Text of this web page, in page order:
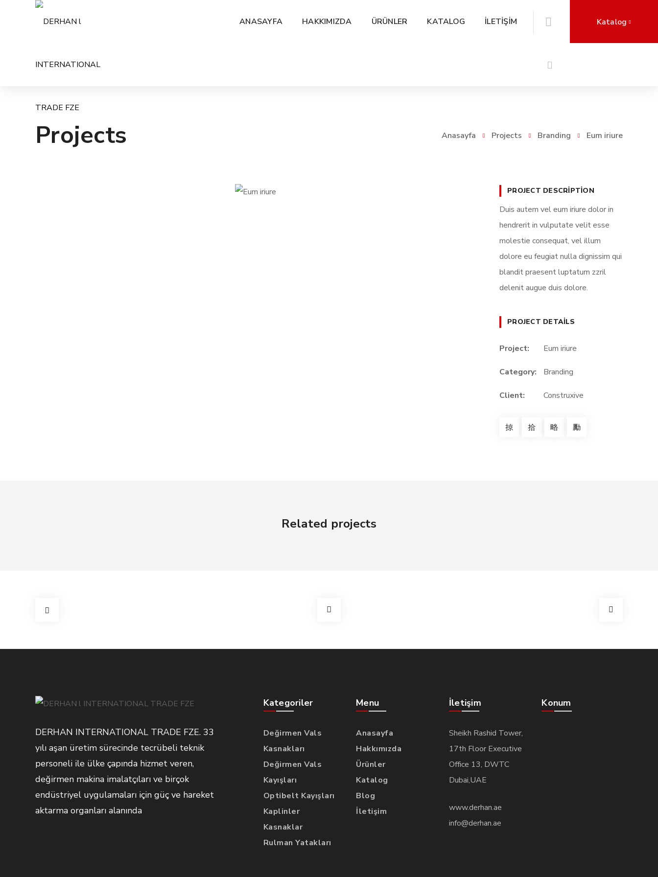
ANASAYFA HAKKIMIZDA ÜRÜNLER KATALOG İLETİŞİM Katalog
Projects Anasayfa Projects Branding Eum iriure
PROJECT DESCRIPTION
Duis autem vel eum iriure dolor in
hendrerit in vulputate velit esse
molestie consequat, vel illum
dolore eu feugiat nulla dignissim qui
blandit praesent luptatum zzril
delenit augue duis dolore.
PROJECT DETAILS
Project: Eum iriure
Category: Branding
Client: Construxive
Related projects
DERHAN INTERNATIONAL TRADE FZE. 33
yılı aşan üretim sürecinde tecrübeli teknik
personeli ile ülke çapında hizmet veren,
değirmen makina imalatçıları ve birçok
endüstriyel uygulamaları için güç ve hareket
aktarma organları alanında
Kategoriler
Değirmen Vals
Kasnakları
Değirmen Vals
Kayışları
Optibelt Kayışları
Kaplinler
Kasnaklar
Rulman Yatakları
Menu
Anasayfa
Hakkımızda
Ürünler
Katalog
Blog
İletişim
İletişim
Sheikh Rashid Tower,
17th Floor Executive
Office 13, DWTC
Dubai,UAE
www.derhan.ae
info@derhan.ae
Konum